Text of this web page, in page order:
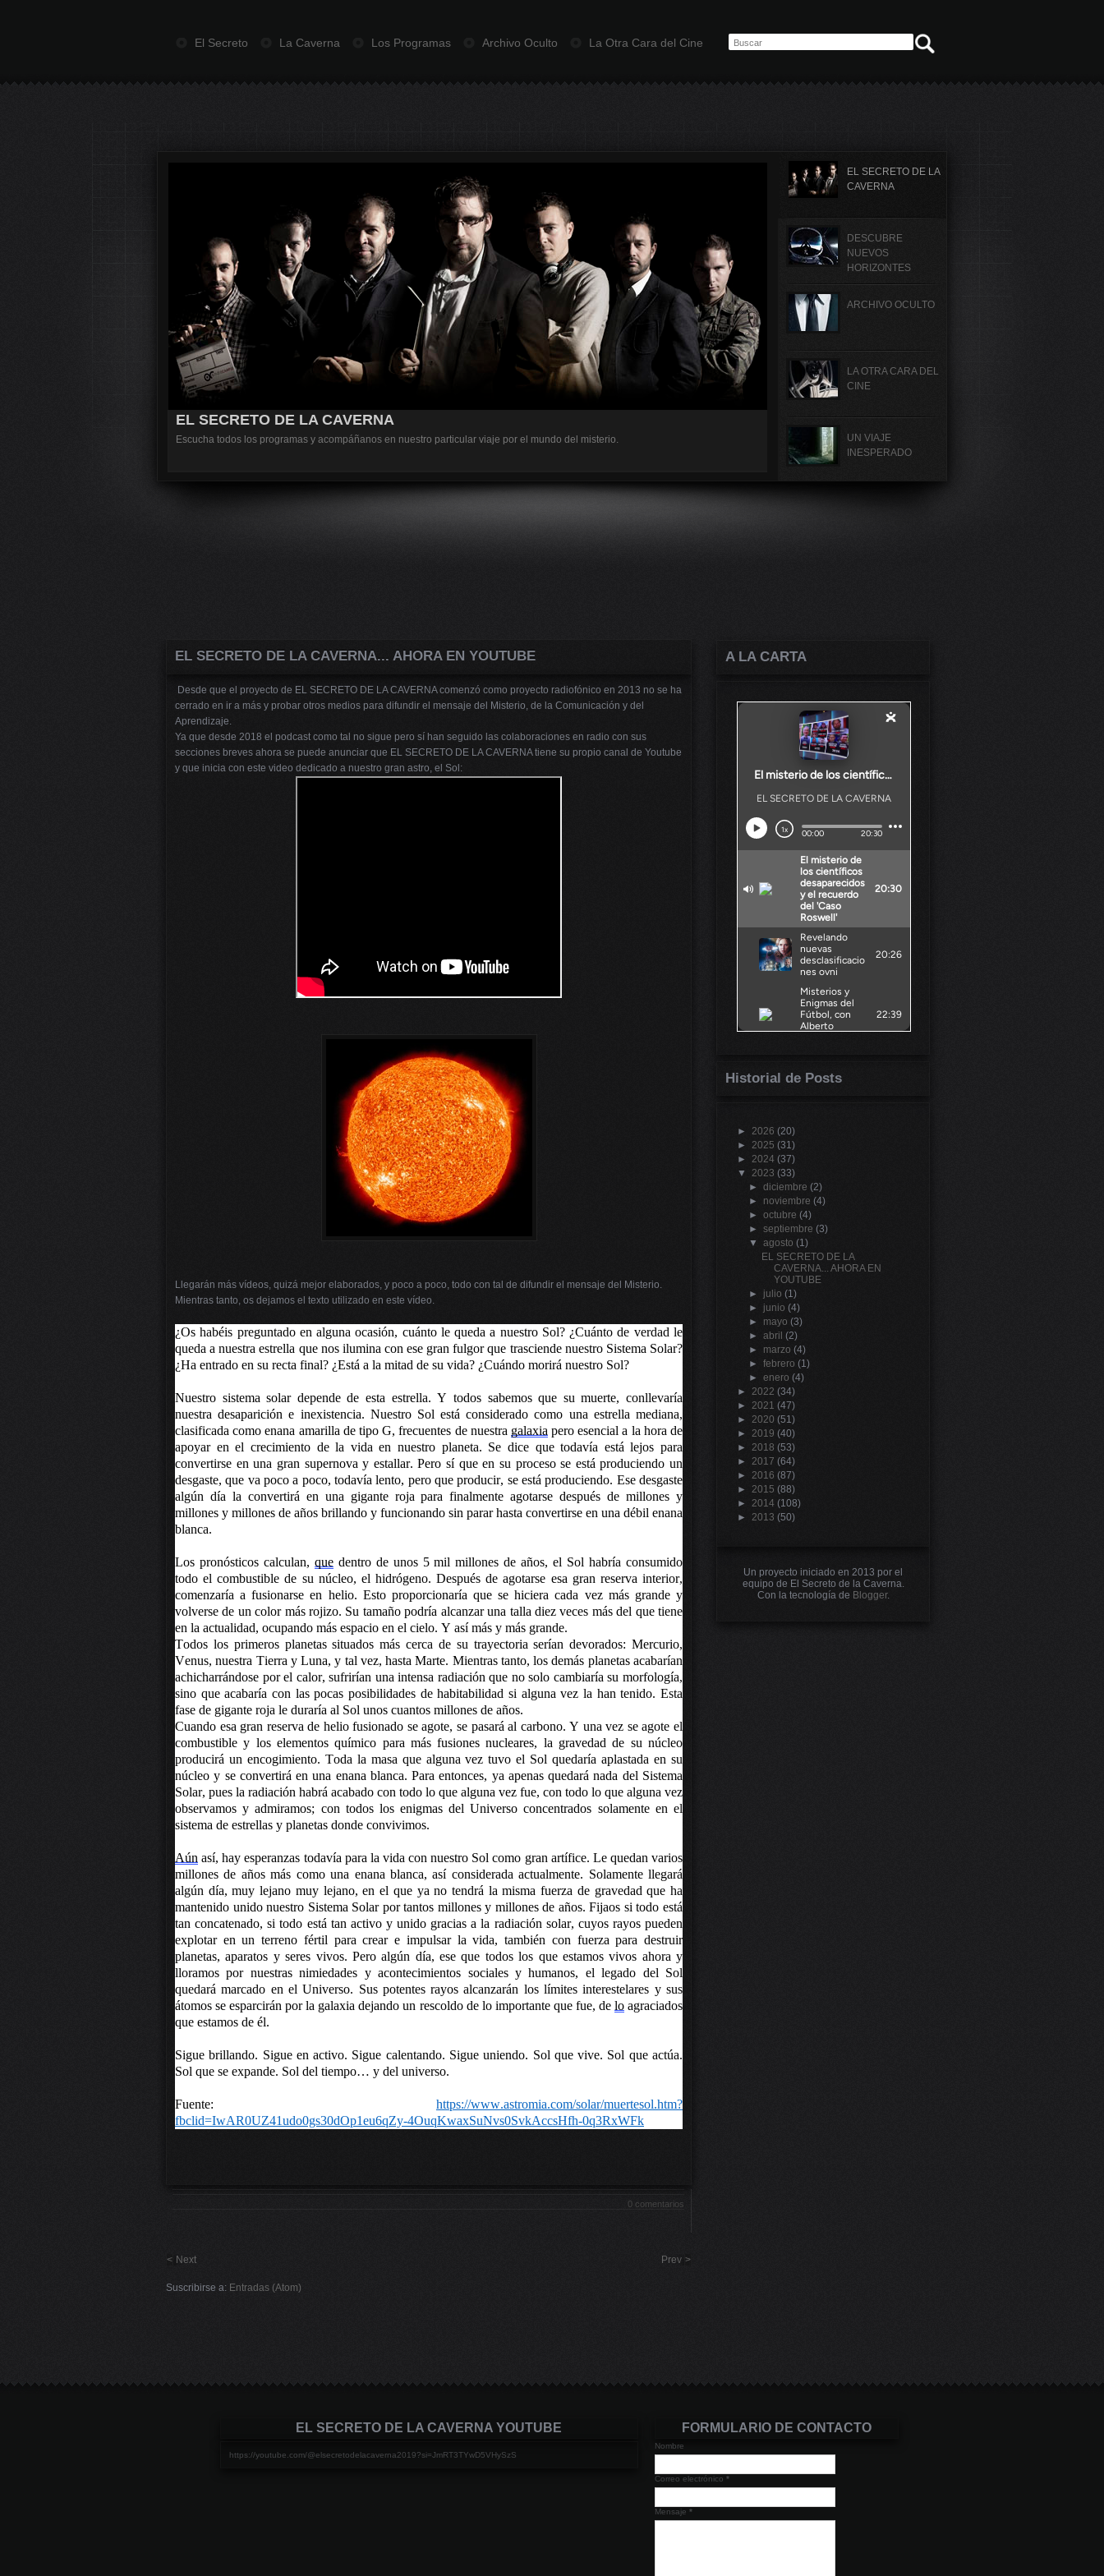
El Secreto La Caverna Los Programas Archivo Oculto La Otra Cara del Cine
EL SECRETO DE LA
CAVERNA
DESCUBRE
NUEVOS
HORIZONTES
ARCHIVO OCULTO
LA OTRA CARA DEL
CINE
UN VIAJE
INESPERADO
EL SECRETO DE LA CAVERNA
Escucha todos los programas y acompáñanos en nuestro particular viaje por el mundo del misterio.
EL SECRETO DE LA CAVERNA... AHORA EN YOUTUBE
Desde que el proyecto de EL SECRETO DE LA CAVERNA comenzó como proyecto radiofónico en 2013 no se ha
cerrado en ir a más y probar otros medios para difundir el mensaje del Misterio, de la Comunicación y del
Aprendizaje.
Ya que desde 2018 el podcast como tal no sigue pero sí han seguido las colaboraciones en radio con sus
secciones breves ahora se puede anunciar que EL SECRETO DE LA CAVERNA tiene su propio canal de Youtube
y que inicia con este video dedicado a nuestro gran astro, el Sol:
Llegarán más vídeos, quizá mejor elaborados, y poco a poco, todo con tal de difundir el mensaje del Misterio.
Mientras tanto, os dejamos el texto utilizado en este vídeo.
¿Os habéis preguntado en alguna ocasión, cuánto le queda a nuestro Sol? ¿Cuánto de verdad le
queda a nuestra estrella que nos ilumina con ese gran fulgor que trasciende nuestro Sistema Solar?
¿Ha entrado en su recta final? ¿Está a la mitad de su vida? ¿Cuándo morirá nuestro Sol?
Nuestro sistema solar depende de esta estrella. Y todos sabemos que su muerte, conllevaría
nuestra desaparición e inexistencia. Nuestro Sol está considerado como una estrella mediana,
clasificada como enana amarilla de tipo G, frecuentes de nuestra galaxia pero esencial a la hora de
apoyar en el crecimiento de la vida en nuestro planeta. Se dice que todavía está lejos para
convertirse en una gran supernova y estallar. Pero sí que en su proceso se está produciendo un
desgaste, que va poco a poco, todavía lento, pero que producir, se está produciendo. Ese desgaste
algún día la convertirá en una gigante roja para finalmente agotarse después de millones y
millones y millones de años brillando y funcionando sin parar hasta convertirse en una débil enana
blanca.
Los pronósticos calculan, quedentro de unos 5 mil millones de años, el Sol habría consumido
todo el combustible de su núcleo, el hidrógeno. Después de agotarse esa gran reserva interior,
comenzaría a fusionarse en helio. Esto proporcionaría que se hiciera cada vez más grande y
volverse de un color más rojizo. Su tamaño podría alcanzar una talla diez veces más del que tiene
en la actualidad, ocupando más espacio en el cielo. Y así más y más grande.
Todos los primeros planetas situados más cerca de su trayectoria serían devorados: Mercurio,
Venus, nuestra Tierra y Luna, y tal vez, hasta Marte. Mientras tanto, los demás planetas acabarían
achicharrándose por el calor, sufrirían una intensa radiación que no solo cambiaría su morfología,
sino que acabaría con las pocas posibilidades de habitabilidad si alguna vez la han tenido. Esta
fase de gigante roja le duraría al Sol unos cuantos millones de años.
Cuando esa gran reserva de helio fusionado se agote, se pasará al carbono. Y una vez se agote el
combustible y los elementos químico para más fusiones nucleares, la gravedad de su núcleo
producirá un encogimiento. Toda la masa que alguna vez tuvo el Sol quedaría aplastada en su
núcleo y se convertirá en una enana blanca.Para entonces, ya apenas quedará nada del Sistema
Solar, pues la radiación habrá acabado con todo lo que alguna vez fue, con todo lo que alguna vez
observamos y admiramos; con todos los enigmas del Universo concentrados solamente en el
sistema de estrellas y planetas donde convivimos.
Aún así, hay esperanzas todavía para la vida con nuestro Sol como gran artífice. Le quedan varios
millones de años más como una enana blanca, así considerada actualmente. Solamente llegará
algún día, muy lejano muy lejano, en el que ya no tendrá la misma fuerza de gravedad que ha
mantenido unido nuestro Sistema Solar por tantos millones y millones de años. Fijaos si todo está
tan concatenado, si todo está tan activo y unido gracias a la radiación solar, cuyos rayos pueden
explotar en un terreno fértil para crear e impulsar la vida, también con fuerza para destruir
planetas, aparatos y seres vivos. Pero algún día, ese que todos los que estamos vivos ahora y
lloramos por nuestras nimiedades y acontecimientos sociales y humanos, el legado del Sol
quedará marcado en el Universo. Sus potentes rayos alcanzarán los límites interestelares y sus
átomos se esparcirán por la galaxia dejando un rescoldo de lo importante que fue, de loagraciados
que estamos de él.
Sigue brillando. Sigue en activo. Sigue calentando. Sigue uniendo. Sol quevive. Sol que actúa.
Sol que se expande. Sol del tiempo… y del universo.
Fuente: https://www.astromia.com/solar/muertesol.htm?
fbclid=IwAR0UZ41udo0gs30dOp1eu6qZy-4OuqKwaxSuNvs0SvkAccsHfh-0q3RxWFk
0 comentarios
< Next Prev >
Suscribirse a: Entradas (Atom)
A LA CARTA
Historial de Posts
► 2026 (20)
► 2025 (31)
► 2024 (37)
▼ 2023 (33)
►diciembre (2)
► noviembre (4)
►octubre (4)
►septiembre (3)
▼agosto (1)
EL SECRETO DE LA
CAVERNA... AHORA EN
YOUTUBE
► julio (1)
► junio (4)
► mayo (3)
►abril (2)
► marzo (4)
►febrero (1)
►enero (4)
► 2022 (34)
► 2021 (47)
► 2020 (51)
► 2019 (40)
► 2018 (53)
► 2017 (64)
► 2016 (87)
► 2015 (88)
► 2014 (108)
► 2013 (50)
Un proyecto iniciado en 2013 por el
equipo de El Secreto de la Caverna.
Con la tecnología de Blogger.
EL SECRETO DE LA CAVERNA YOUTUBE
https://youtube.com/@elsecretodelacaverna2019?si=JmRT3TYwD5VHySzS
FORMULARIO DE CONTACTO
Nombre
Correo electrónico *
Mensaje *